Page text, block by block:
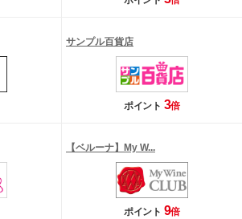
サンプル百貨店
ポイント 3倍
【ベルーナ】My W...
ポイント 9倍